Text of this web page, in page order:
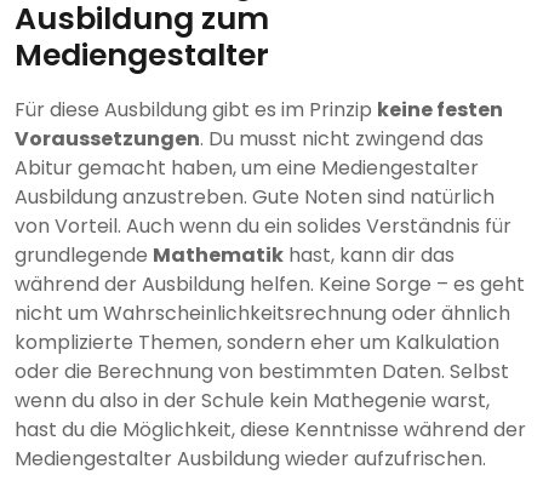
Ausbildung zum
Mediengestalter
Für diese Ausbildung gibt es im Prinzip keine festen
Voraussetzungen. Du musst nicht zwingend das
Abitur gemacht haben, um eine Mediengestalter
Ausbildung anzustreben. Gute Noten sind natürlich
von Vorteil. Auch wenn du ein solides Verständnis für
grundlegende Mathematik hast, kann dir das
während der Ausbildung helfen. Keine Sorge – es geht
nicht um Wahrscheinlichkeitsrechnung oder ähnlich
komplizierte Themen, sondern eher um Kalkulation
oder die Berechnung von bestimmten Daten. Selbst
wenn du also in der Schule kein Mathegenie warst,
hast du die Möglichkeit, diese Kenntnisse während der
Mediengestalter Ausbildung wieder aufzufrischen.